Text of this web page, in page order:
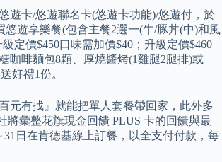
遊卡/悠遊聯名卡(悠遊卡功能)/悠遊付，於
遊享樂餐(包含主餐2選一(牛/豚丼(中)和風
定價$450口味需加價$40；升級定價$460
咖啡麵包8顆、厚燒醬烤(1雞腿2腿排)或
好禮1份。
元有找』就能把單人套餐帶回家，此外多
將彙整花旗現金回饋 PLUS 卡的回饋與最
日在肯德基線上訂餐，以全支付付款，每